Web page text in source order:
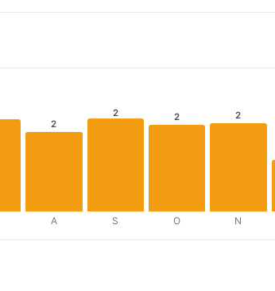
2
A
2
S
2
O
2
N